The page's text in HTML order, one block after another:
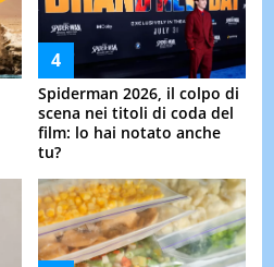
Spiderman 2026, il colpo di
scena nei titoli di coda del
film: lo hai notato anche
tu?